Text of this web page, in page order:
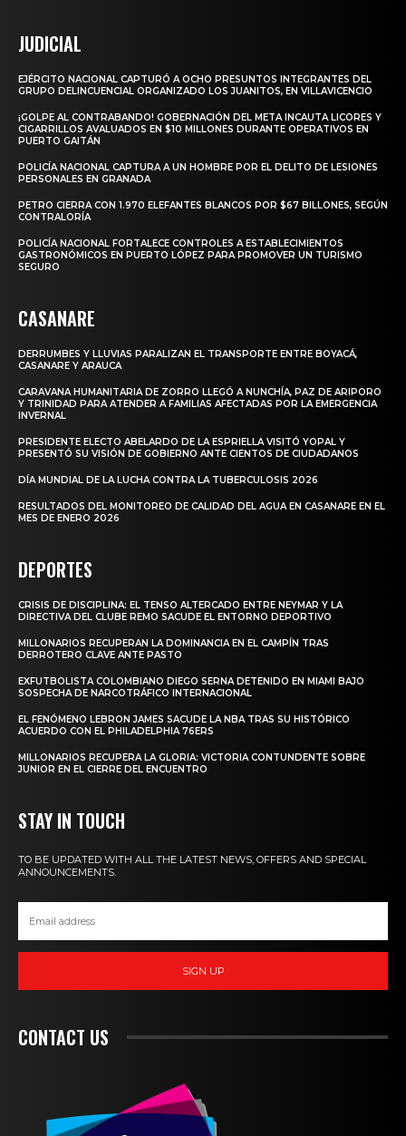
JUDICIAL
EJÉRCITO NACIONAL CAPTURÓ A OCHO PRESUNTOS INTEGRANTES DEL
GRUPO DELINCUENCIAL ORGANIZADO LOS JUANITOS, EN VILLAVICENCIO
¡GOLPE AL CONTRABANDO! GOBERNACIÓN DEL META INCAUTA LICORES Y
CIGARRILLOS AVALUADOS EN $10 MILLONES DURANTE OPERATIVOS EN
PUERTO GAITÁN
POLICÍA NACIONAL CAPTURA A UN HOMBRE POR EL DELITO DE LESIONES
PERSONALES EN GRANADA
PETRO CIERRA CON 1.970 ELEFANTES BLANCOS POR $67 BILLONES, SEGÚN
CONTRALORÍA
POLICÍA NACIONAL FORTALECE CONTROLES A ESTABLECIMIENTOS
GASTRONÓMICOS EN PUERTO LÓPEZ PARA PROMOVER UN TURISMO
SEGURO
CASANARE
DERRUMBES Y LLUVIAS PARALIZAN EL TRANSPORTE ENTRE BOYACÁ,
CASANARE Y ARAUCA
CARAVANA HUMANITARIA DE ZORRO LLEGÓ A NUNCHÍA, PAZ DE ARIPORO
Y TRINIDAD PARA ATENDER A FAMILIAS AFECTADAS POR LA EMERGENCIA
INVERNAL
PRESIDENTE ELECTO ABELARDO DE LA ESPRIELLA VISITÓ YOPAL Y
PRESENTÓ SU VISIÓN DE GOBIERNO ANTE CIENTOS DE CIUDADANOS
DÍA MUNDIAL DE LA LUCHA CONTRA LA TUBERCULOSIS 2026
RESULTADOS DEL MONITOREO DE CALIDAD DEL AGUA EN CASANARE EN EL
MES DE ENERO 2026
DEPORTES
CRISIS DE DISCIPLINA: EL TENSO ALTERCADO ENTRE NEYMAR Y LA
DIRECTIVA DEL CLUBE REMO SACUDE EL ENTORNO DEPORTIVO
MILLONARIOS RECUPERAN LA DOMINANCIA EN EL CAMPÍN TRAS
DERROTERO CLAVE ANTE PASTO
EXFUTBOLISTA COLOMBIANO DIEGO SERNA DETENIDO EN MIAMI BAJO
SOSPECHA DE NARCOTRÁFICO INTERNACIONAL
EL FENÓMENO LEBRON JAMES SACUDE LA NBA TRAS SU HISTÓRICO
ACUERDO CON EL PHILADELPHIA 76ERS
MILLONARIOS RECUPERA LA GLORIA: VICTORIA CONTUNDENTE SOBRE
JUNIOR EN EL CIERRE DEL ENCUENTRO
STAY IN TOUCH
TO BE UPDATED WITH ALL THE LATEST NEWS, OFFERS AND SPECIAL
ANNOUNCEMENTS.
SIGN UP
CONTACT US